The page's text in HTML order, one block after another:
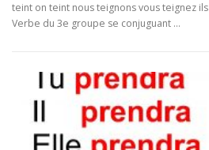
teint on teint nous teignons vous teignez
Verbe du 3e groupe se conjuguant …